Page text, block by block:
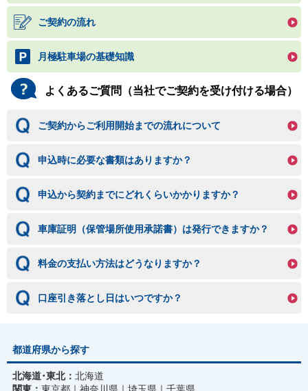
ご契約の流れ
月極駐車場の基礎知識
よくあるご質問（当社でご契約を受け付ける場合）
ご契約からご利用開始までの流れについて
申込時に必要な書類はありますか？
申込から契約までにどれくらいかかりますか？
車庫証明（保管場所使用承諾書）は発行できますか？
料金の支払い方法はどうなりますか？
口座引き落とし日はいつですか？
都道府県から探す
北海道･東北： 北海道
関東： 東京都 神奈川県 埼玉県
千葉県